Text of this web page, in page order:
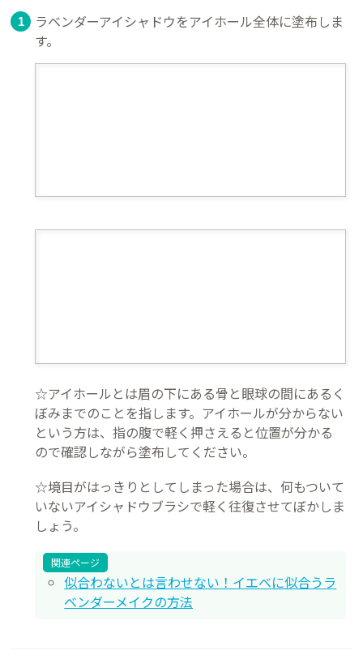
ラベンダーアイシャドウをアイホール全体に塗布しま
す。
☆アイホールとは眉の下にある骨と眼球の間にあるく
ぼみまでのことを指します。アイホールが分からない
という方は、指の腹で軽く押さえると位置が分かる
ので確認しながら塗布してください。
☆境目がはっきりとしてしまった場合は、何もついて
いないアイシャドウブラシで軽く往復させてぼかしま
しょう。
関連ページ
似合わないとは言わせない！イエベに似合うラ
ベンダーメイクの方法